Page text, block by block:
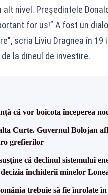
alt nivel. Președintele
for us!” A fost un
scria Liviu Dragnea în 19
la dineul de investire.
că vor boicota începerea
Curte. Guvernul Bolojan
grefierilor
că declinul sistemului
închiderii minelor
trebuie să fie înrolate